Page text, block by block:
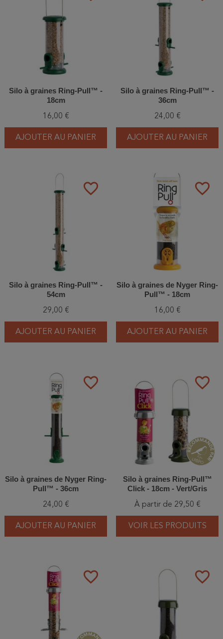
Silo à graines Ring-Pull™ -
18cm
16,00 €
AJOUTER AU PANIER
Silo à graines Ring-Pull™ -
36cm
24,00 €
AJOUTER AU PANIER
favorite_border
Silo à graines Ring-Pull™ -
54cm
29,00 €
AJOUTER AU PANIER
favorite_border
Silo à graines de Nyger Ring-
Pull™ - 18cm
16,00 €
AJOUTER AU PANIER
favorite_border
Silo à graines de Nyger Ring-
Pull™ - 36cm
24,00 €
AJOUTER AU PANIER
favorite_border
Silo à graines Ring-Pull™
Click - 18cm - Vert/Gris
À partir de 29,50 €
VOIR LES PRODUITS
favorite_border favorite_border